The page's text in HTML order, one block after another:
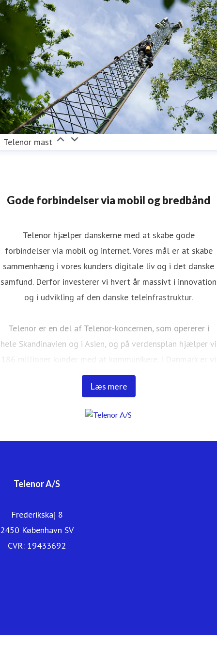
Telenor mast
Gode forbindelser via mobil og bredbånd
Læs mere
Telenor hjælper danskerne med at skabe gode
forbindelser via mobil og internet. Vores mål er at skabe
sammenhæng i vores kunders digitale liv og i det danske
samfund. Derfor investerer vi hvert år massivt i innovation
og i udvikling af den danske teleinfrastruktur.
Telenor er en del af Telenor-koncernen, som opererer i
hele Skandinavien og i Asien, og på verdensplan hjælper vi
186 millioner kunder med at kommunikere. I Danmark er vi
ca. 900 medarbejdere, har 37 butikker fordelt over hele
Danmark og gør hver dag vores yderste for at gøre det
forbindelse på både mobil og internet. I Danmark er CBB
Telenor A/S
Frederikskaj 8
2450 København SV
CVR: 19433692